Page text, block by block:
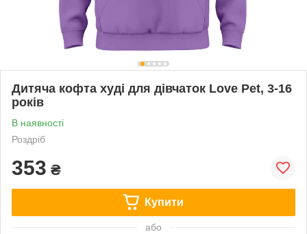
Дитяча кофта худі для дівчаток Love Pet, 3-16
років
В наявності
Роздріб
353 ₴
Купити
або